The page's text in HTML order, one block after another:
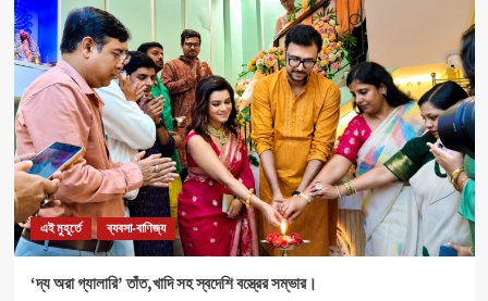
2
এই মুহূর্তে ব্যবসা-বাণিজ্য
‘দ্য অরা গ্যালারি’ তাঁত,খাদি সহ স্বদেশি বস্ত্রের সম্ভার।
3
Health এই মুহূর্তে
৪০০ পড়ুয়ার হাতে ‘রিলোড ভাইটাল ইলেক্ট্রোলাইটস’ (অরেঞ্জ জুস)
Sports এই মুহূর্তে
এই মুহূর্তে ব্যবসা-বাণিজ্য
‘দ্য অরা গ্যালারি’ তাঁত,খাদি সহ স্বদেশি বস্ত্রের সম্ভার।